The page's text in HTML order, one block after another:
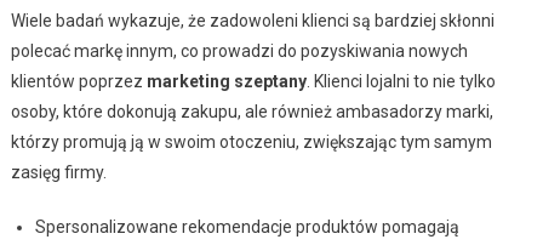
Wiele badań wykazuje, że zadowoleni klienci są bardziej skłonni
polecać markę innym, co prowadzi do pozyskiwania nowych
klientów poprzez marketing szeptany. Klienci lojalni to nie tylko
osoby, które dokonują zakupu, ale również ambasadorzy marki,
którzy promują ją w swoim otoczeniu, zwiększając tym samym
zasięg firmy.
Spersonalizowane rekomendacje produktów pomagają